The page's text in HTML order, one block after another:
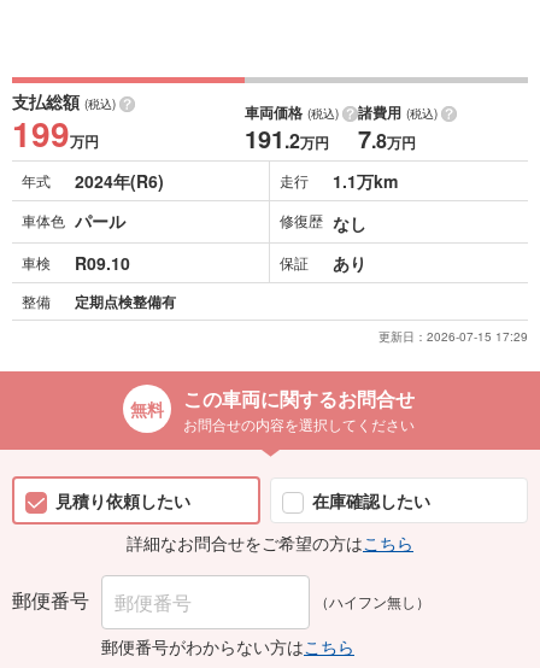
支払総額 (税込)
199万円
車両価格 (税込)
191.2万円
諸費用 (税込)
7.8万円
年式 2024年(R6) 走行 1.1万km
車体色 パール 修復歴 なし
車検 R09.10 保証 あり
整備 定期点検整備有
更新日： 2026-07-15 17:29
この車両に関するお問合せ
お問合せの内容を選択してください
見積り依頼したい
在庫確認したい
詳細なお問合せをご希望の方はこちら
郵便番号 （ハイフン無し）
郵便番号がわからない方はこちら